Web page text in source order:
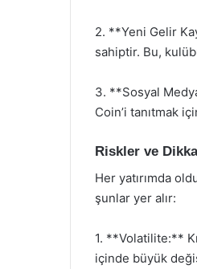
2. **Yeni Gelir
sahiptir. Bu,
3. **Sosyal
Coin’i tanıtmak
Riskler ve
Her yatırımda
şunlar yer alır:
1. **Volatilite:**
içinde büyük